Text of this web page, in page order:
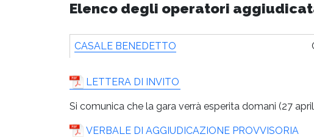
Elenco degli operatori
CASALE BENEDETTO
LETTERA DI INVITO
Si comunica che la gara verrà esperita domani (27
VERBALE DI AGGIUDICAZIONE PROVVISORIA